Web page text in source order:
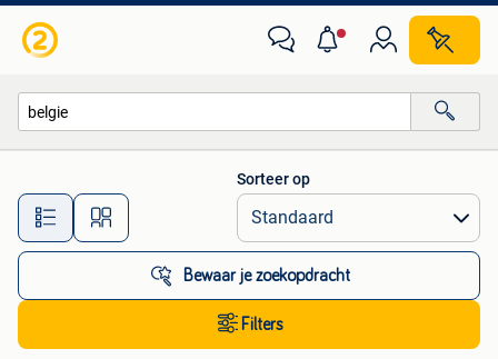
Alle afstanden…
Sorteer op
Bewaar je zoekopdracht
Filters